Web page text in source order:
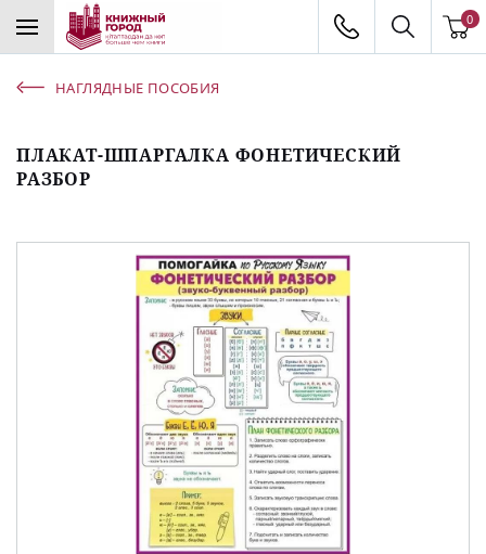
0
НАГЛЯДНЫЕ ПОСОБИЯ
ПЛАКАТ-ШПАРГАЛКА ФОНЕТИЧЕСКИЙ
РАЗБОР